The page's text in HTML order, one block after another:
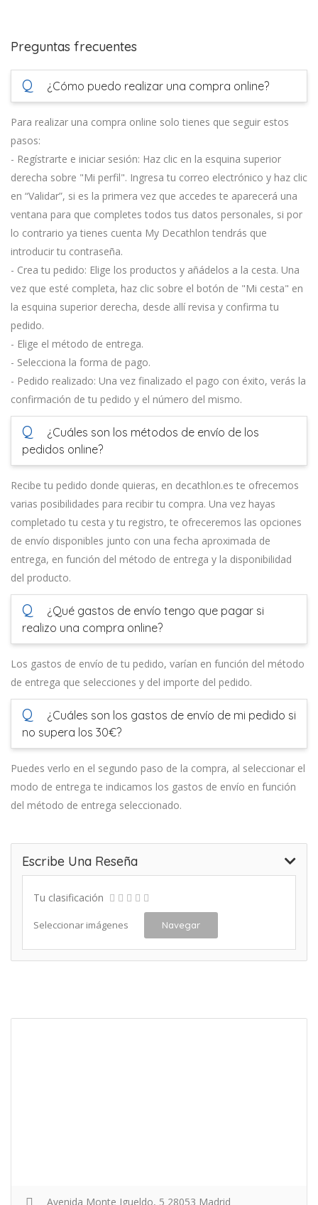
Preguntas frecuentes
Q ¿Cómo puedo realizar una compra online?
Para realizar una compra online solo tienes que seguir estos
pasos:
- Regístrarte e iniciar sesión: Haz clic en la esquina superior
derecha sobre "Mi perfil". Ingresa tu correo electrónico y haz clic
en “Validar”, si es la primera vez que accedes te aparecerá una
ventana para que completes todos tus datos personales, si por
lo contrario ya tienes cuenta My Decathlon tendrás que
introducir tu contraseña.
- Crea tu pedido: Elige los productos y añádelos a la cesta. Una
vez que esté completa, haz clic sobre el botón de "Mi cesta" en
la esquina superior derecha, desde allí revisa y confirma tu
pedido.
- Elige el método de entrega.
- Selecciona la forma de pago.
- Pedido realizado: Una vez finalizado el pago con éxito, verás la
confirmación de tu pedido y el número del mismo.
Q
¿Cuáles son los métodos de envío de los
pedidos online?
Recibe tu pedido donde quieras, en decathlon.es te ofrecemos
varias posibilidades para recibir tu compra. Una vez hayas
completado tu cesta y tu registro, te ofreceremos las opciones
de envío disponibles junto con una fecha aproximada de
entrega, en función del método de entrega y la disponibilidad
del producto.
Q
¿Qué gastos de envío tengo que pagar si
realizo una compra online?
Los gastos de envío de tu pedido, varían en función del método
de entrega que selecciones y del importe del pedido.
Q
¿Cuáles son los gastos de envío de mi pedido si
no supera los 30€?
Puedes verlo en el segundo paso de la compra, al seleccionar el
modo de entrega te indicamos los gastos de envío en función
del método de entrega seleccionado.
Escribe Una Reseña
Tu clasificación
Seleccionar imágenes Navegar
Avenida Monte Igueldo, 5 28053 Madrid